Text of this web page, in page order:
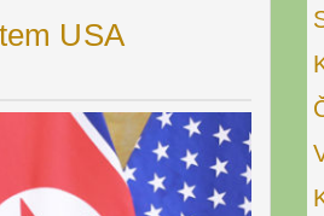
USA